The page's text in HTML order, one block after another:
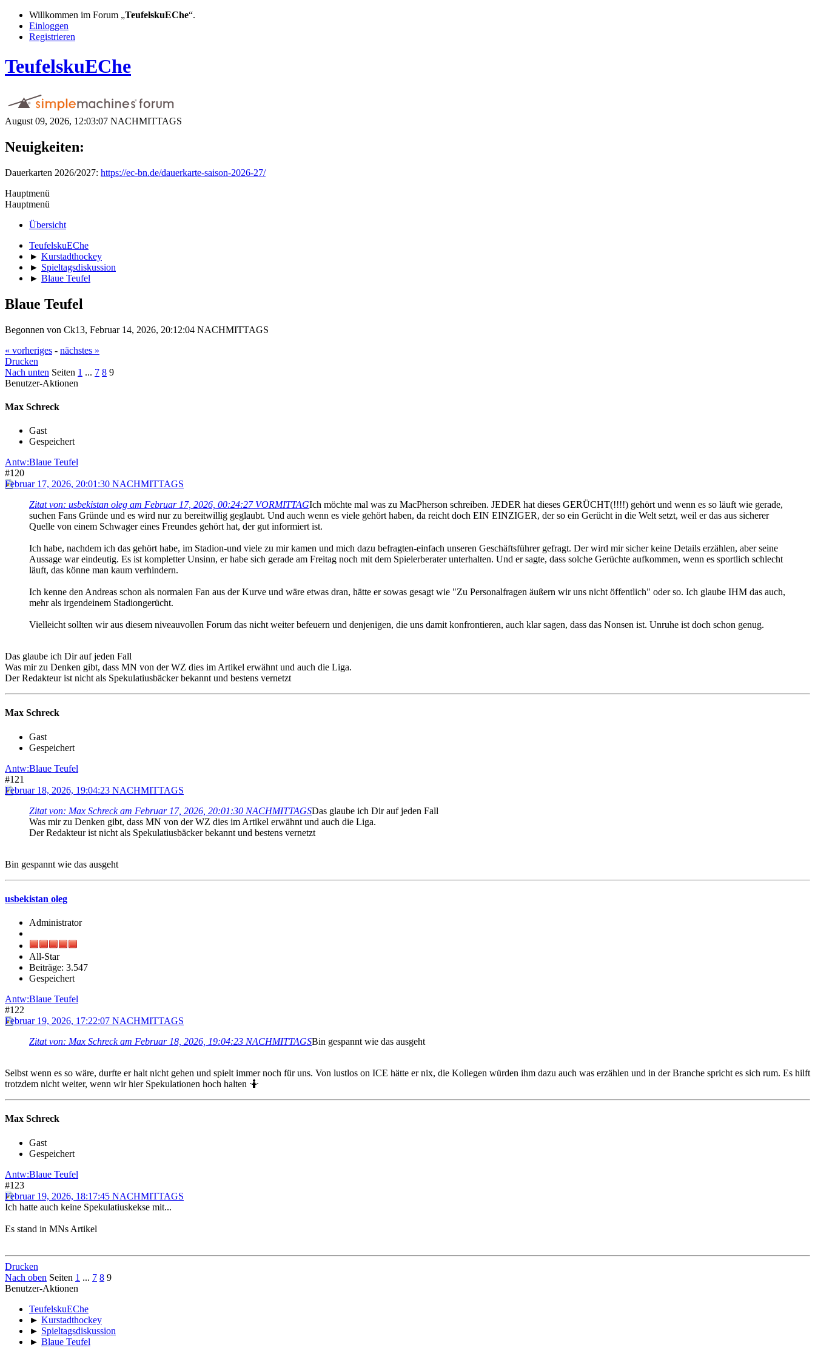
Willkommen im Forum „TeufelskuEChe“.
Einloggen
Registrieren
TeufelskuEChe
August 09, 2026, 12:03:07 NACHMITTAGS
Neuigkeiten:
Dauerkarten 2026/2027: https://ec-bn.de/dauerkarte-saison-2026-27/
Hauptmenü
Hauptmenü
Übersicht
TeufelskuEChe
► Kurstadthockey
► Spieltagsdiskussion
► Blaue Teufel
Blaue Teufel
Begonnen von Ck13, Februar 14, 2026, 20:12:04 NACHMITTAGS
« vorheriges - nächstes »
Drucken
Nach unten Seiten 1 ... 7 8 9
Benutzer-Aktionen
Max Schreck
Gast
Gespeichert
Antw:Blaue Teufel
#120
Februar 17, 2026, 20:01:30 NACHMITTAGS
Zitat von: usbekistan oleg am Februar 17, 2026, 00:24:27 VORMITTAGIch möchte mal was zu MacPherson schreiben. JEDER hat dieses GERÜCHT(!!!!) gehört und wenn es so läuft wie gerade,
suchen Fans Gründe und es wird nur zu bereitwillig geglaubt. Und auch wenn es viele gehört haben, da reicht doch EIN EINZIGER, der so ein Gerücht in die Welt setzt, weil er das aus sicherer
Quelle von einem Schwager eines Freundes gehört hat, der gut informiert ist.
Ich habe, nachdem ich das gehört habe, im Stadion-und viele zu mir kamen und mich dazu befragten-einfach unseren Geschäftsführer gefragt. Der wird mir sicher keine Details erzählen, aber seine
Aussage war eindeutig. Es ist kompletter Unsinn, er habe sich gerade am Freitag noch mit dem Spielerberater unterhalten. Und er sagte, dass solche Gerüchte aufkommen, wenn es sportlich schlecht
läuft, das könne man kaum verhindern.
Ich kenne den Andreas schon als normalen Fan aus der Kurve und wäre etwas dran, hätte er sowas gesagt wie "Zu Personalfragen äußern wir uns nicht öffentlich" oder so. Ich glaube IHM das auch,
mehr als irgendeinem Stadiongerücht.
Vielleicht sollten wir aus diesem niveauvollen Forum das nicht weiter befeuern und denjenigen, die uns damit konfrontieren, auch klar sagen, dass das Nonsen ist. Unruhe ist doch schon genug.
Das glaube ich Dir auf jeden Fall
Was mir zu Denken gibt, dass MN von der WZ dies im Artikel erwähnt und auch die Liga.
Der Redakteur ist nicht als Spekulatiusbäcker bekannt und bestens vernetzt
Max Schreck
Gast
Gespeichert
Antw:Blaue Teufel
#121
Februar 18, 2026, 19:04:23 NACHMITTAGS
Zitat von: Max Schreck am Februar 17, 2026, 20:01:30 NACHMITTAGSDas glaube ich Dir auf jeden Fall
Was mir zu Denken gibt, dass MN von der WZ dies im Artikel erwähnt und auch die Liga.
Der Redakteur ist nicht als Spekulatiusbäcker bekannt und bestens vernetzt
Bin gespannt wie das ausgeht
usbekistan oleg
Administrator
All-Star
Beiträge: 3.547
Gespeichert
Antw:Blaue Teufel
#122
Februar 19, 2026, 17:22:07 NACHMITTAGS
Zitat von: Max Schreck am Februar 18, 2026, 19:04:23 NACHMITTAGSBin gespannt wie das ausgeht
Selbst wenn es so wäre, durfte er halt nicht gehen und spielt immer noch für uns. Von lustlos on ICE hätte er nix, die Kollegen würden ihm dazu auch was erzählen und in der Branche spricht es sich rum. Es hilft
trotzdem nicht weiter, wenn wir hier Spekulationen hoch halten 🤷
Max Schreck
Gast
Gespeichert
Antw:Blaue Teufel
#123
Februar 19, 2026, 18:17:45 NACHMITTAGS
Ich hatte auch keine Spekulatiuskekse mit...
Es stand in MNs Artikel
Drucken
Nach oben Seiten 1 ... 7 8 9
Benutzer-Aktionen
TeufelskuEChe
► Kurstadthockey
► Spieltagsdiskussion
► Blaue Teufel